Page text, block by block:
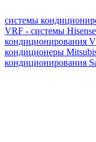
системы
VRF - системы Hisense
кондиционирования
кондиционеры
кондиционирования